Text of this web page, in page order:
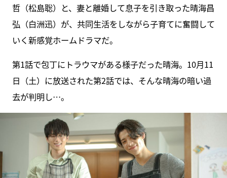
哲（松島聡）と、妻と離婚して息子を引き取った晴海昌
弘（白洲迅）が、共同生活をしながら子育てに奮闘して
いく新感覚ホームドラマだ。
第1話で包丁にトラウマがある様子だった晴海。10月11
日（土）に放送された第2話では、そんな晴海の暗い過
去が判明し…。